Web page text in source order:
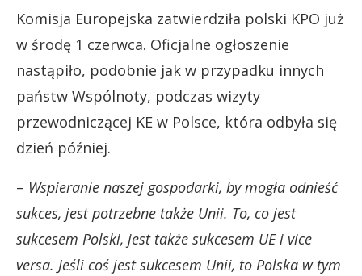
Komisja Europejska zatwierdziła polski KPO już
w środę 1 czerwca. Oficjalne ogłoszenie
nastąpiło, podobnie jak w przypadku innych
państw Wspólnoty, podczas wizyty
przewodniczącej KE w Polsce, która odbyła się
dzień później.
– Wspieranie naszej gospodarki, by mogła odnieść
sukces, jest potrzebne także Unii. To, co jest
sukcesem Polski, jest także sukcesem UE i vice
versa. Jeśli coś jest sukcesem Unii, to Polska w tym